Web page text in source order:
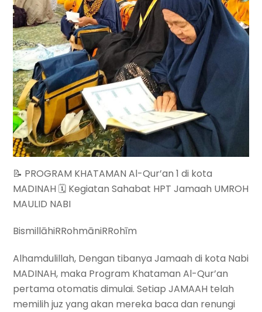
📝 PROGRAM KHATAMAN Al-Qur’an 1 di kota
MADINAH 🗓 Kegiatan Sahabat HPT Jamaah UMROH
MAULID NABI
BismillāhiRRohmāniRRohīm
Alhamdulillah, Dengan tibanya Jamaah di kota Nabi
MADINAH, maka Program Khataman Al-Qur’an
pertama otomatis dimulai. Setiap JAMAAH telah
memilih juz yang akan mereka baca dan renungi